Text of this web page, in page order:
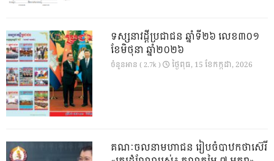
ទស្សនាវដ្ដីប្រជាជន ឆ្នាំទី២៦ លេខ៣០១
ខែមិថុនា ឆ្នាំ២០២៦
ចំនួនអាន ( 2.7k ) ថ្ងៃ​ពុធ, 15 ខែ​កក្កដា, 2026
គណៈចលនាមហាជន រៀបចំបាឋកថាស៊េរី